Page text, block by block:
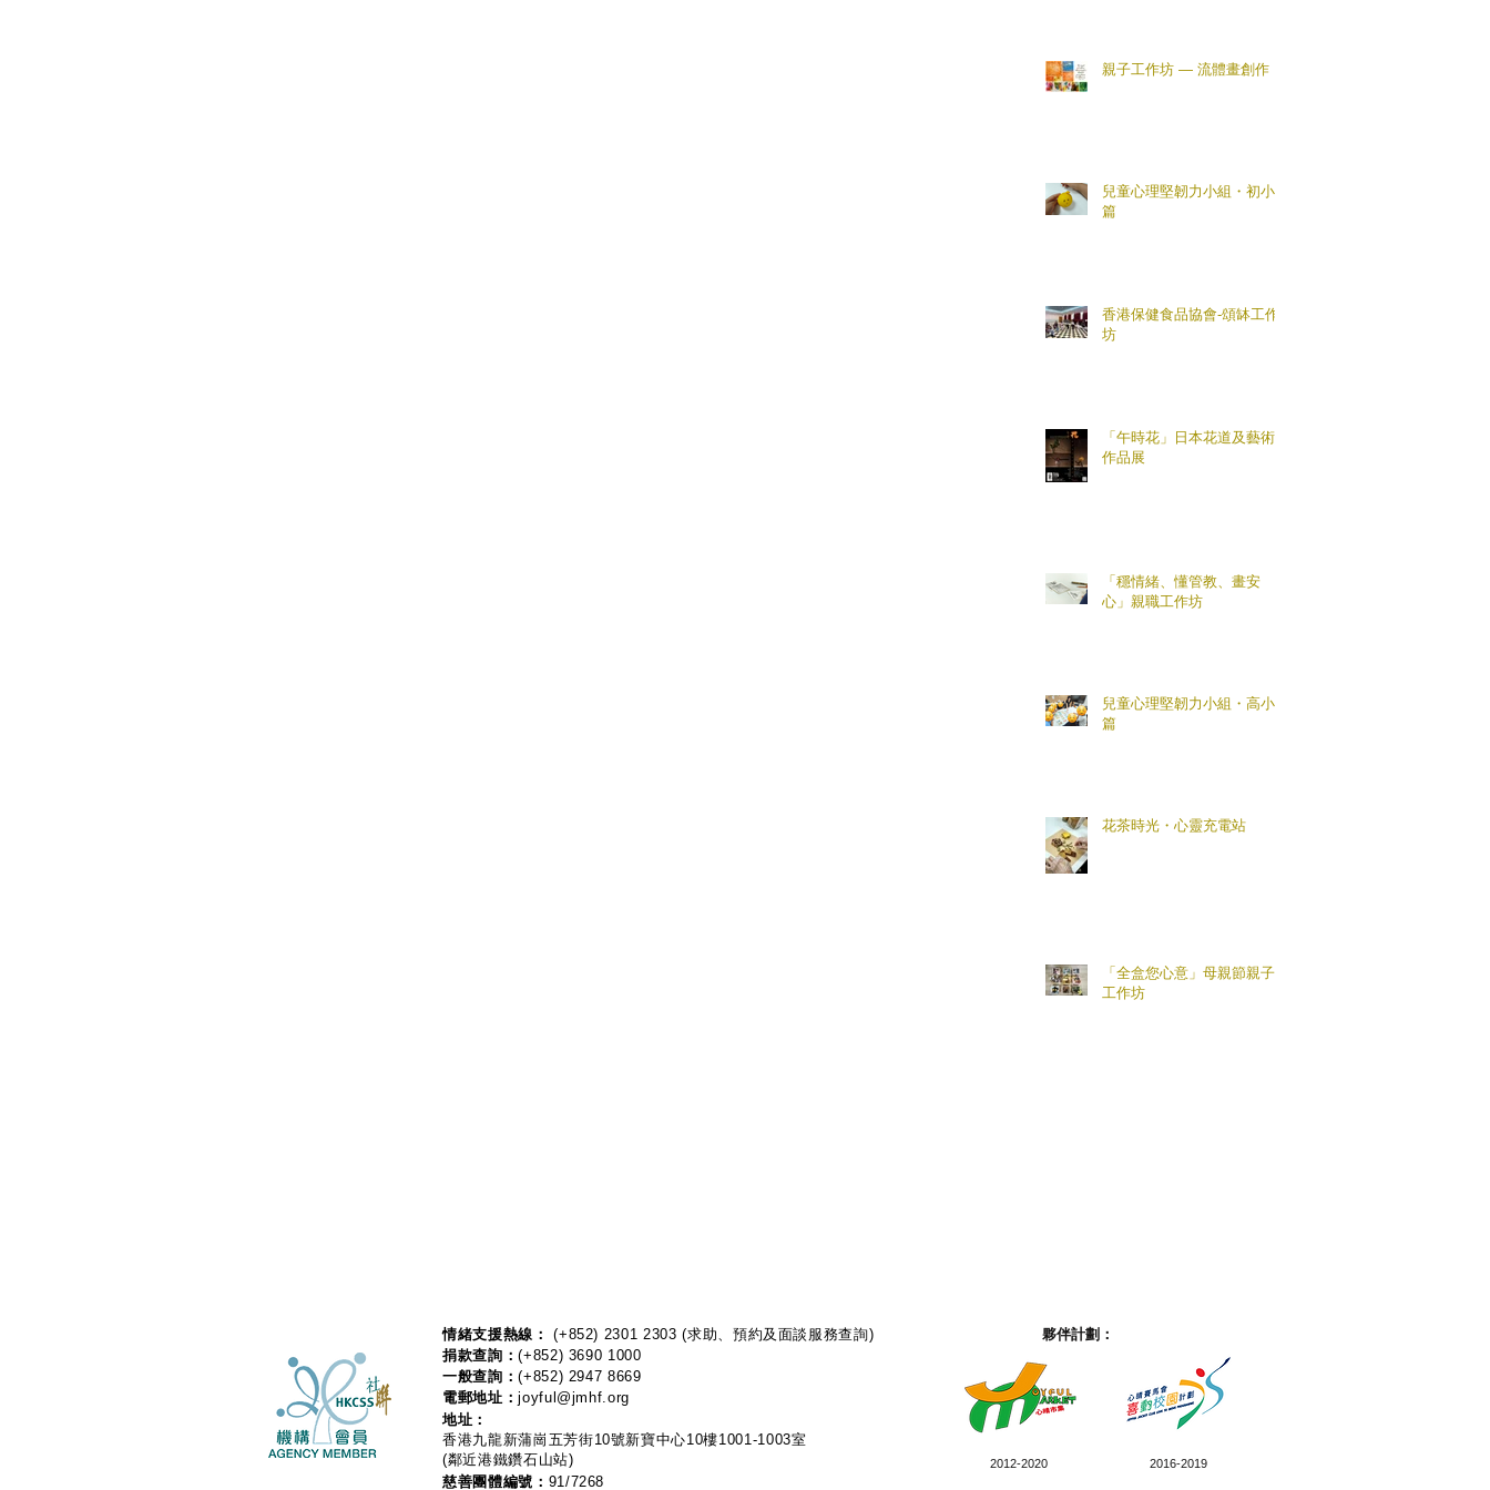
親子工作坊 — 流體畫創作
兒童心理堅韌力小組・初小
篇
香港保健食品協會-頌缽工作
坊
「午時花」日本花道及藝術
作品展
「穩情緒、懂管教、畫安
心」親職工作坊
兒童心理堅韌力小組・高小
篇
花茶時光・心靈充電站
「全盒您心意」母親節親子
工作坊
情緒支援熱線：​​(+852) 2301 2303(求助、預約及面談服務查詢)
捐款查詢：(+852) 3690 1000
一般查詢：(+852) 2947 8669
電郵地址：joyful@jmhf.org
地址：
香港九龍新蒲崗五芳街10號新寶中心10樓1001-1003室
(鄰近港鐵鑽石山站)
慈善團體編號： 91/7268
夥伴計劃：
2012-2020 2016-2019